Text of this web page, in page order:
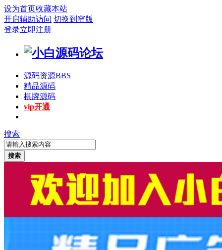
设为首页收藏本站
开启辅助访问 切换到窄版
登录立即注册
源码资源BBS
精品源码
棋牌源码
vip开通
搜索
搜索